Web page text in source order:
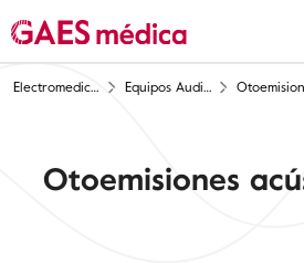
Electromedicina Equipos Audiología
Otoemisiones